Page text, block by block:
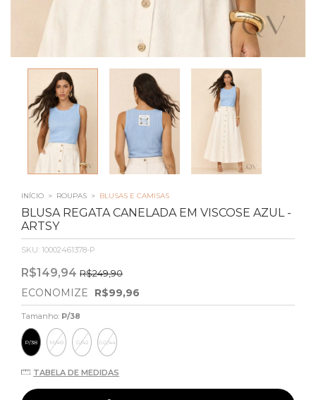
INÍCIO > ROUPAS > BLUSAS E CAMISAS
BLUSA REGATA CANELADA EM VISCOSE AZUL -
ARTSY
SKU: 10002461378-P
R$149,94 R$249,90
ECONOMIZE R$99,96
Tamanho: P/38
P/38 M/40 G/42 GG/44
TABELA DE MEDIDAS